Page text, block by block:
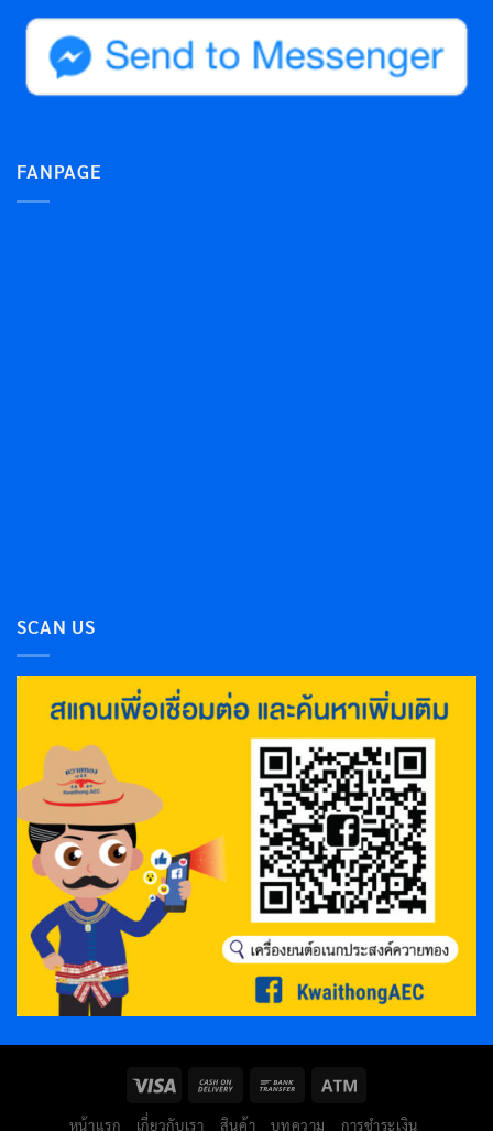
FANPAGE
SCAN US
หน้าแรก เกี่ยวกับเรา สินค้า บทความ การชำระเงิน